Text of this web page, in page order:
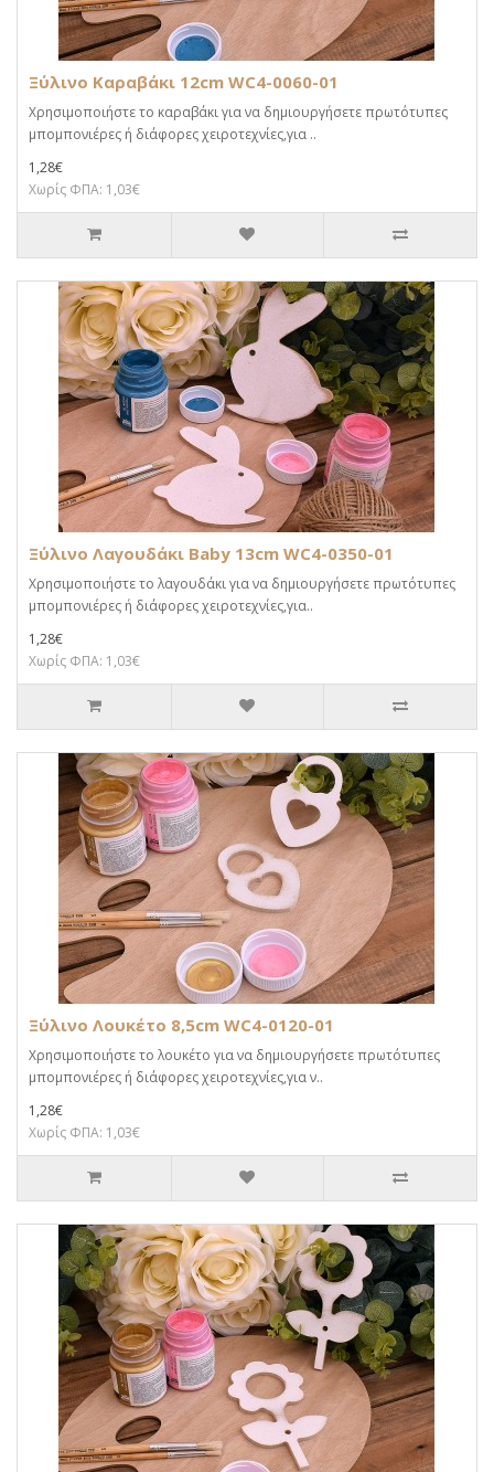
Ξύλινο Καραβάκι 12cm WC4-0060-01
Χρησιμοποιήστε το καραβάκι για να δημιουργήσετε πρωτότυπες
μπομπονιέρες ή διάφορες χειροτεχνίες,για ..
1,28€
Χωρίς ΦΠΑ: 1,03€
Ξύλινο Λαγουδάκι Baby 13cm WC4-0350-01
Χρησιμοποιήστε το λαγουδάκι για να δημιουργήσετε πρωτότυπες
μπομπονιέρες ή διάφορες χειροτεχνίες,για..
1,28€
Χωρίς ΦΠΑ: 1,03€
Ξύλινο Λουκέτο 8,5cm WC4-0120-01
Χρησιμοποιήστε το λουκέτο για να δημιουργήσετε πρωτότυπες
μπομπονιέρες ή διάφορες χειροτεχνίες,για ν..
1,28€
Χωρίς ΦΠΑ: 1,03€